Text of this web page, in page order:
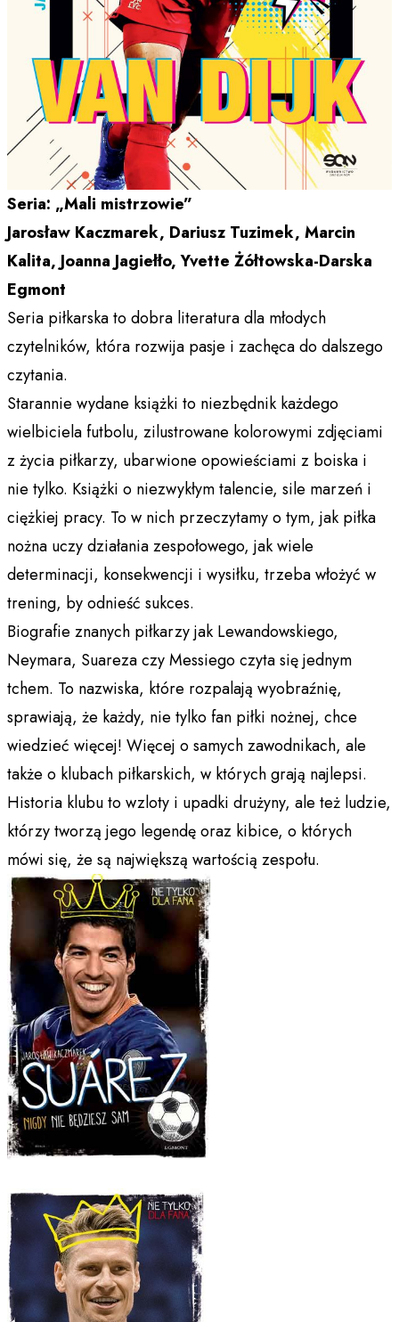
Seria: „Mali mistrzowie”
Jarosław Kaczmarek, Dariusz Tuzimek, Marcin
Kalita, Joanna Jagiełło, Yvette Żółtowska-Darska
Egmont
Seria piłkarska to dobra literatura dla młodych
czytelników, która rozwija pasje i zachęca do dalszego
czytania.
Starannie wydane książki to niezbędnik każdego
wielbiciela futbolu, zilustrowane kolorowymi zdjęciami
z życia piłkarzy, ubarwione opowieściami z boiska i
nie tylko. Książki o niezwykłym talencie, sile marzeń i
ciężkiej pracy. To w nich przeczytamy o tym, jak piłka
nożna uczy działania zespołowego, jak wiele
determinacji, konsekwencji i wysiłku, trzeba włożyć w
trening, by odnieść sukces.
Biografie znanych piłkarzy jak Lewandowskiego,
Neymara, Suareza czy Messiego czyta się jednym
tchem. To nazwiska, które rozpalają wyobraźnię,
sprawiają, że każdy, nie tylko fan piłki nożnej, chce
wiedzieć więcej! Więcej o samych zawodnikach, ale
także o klubach piłkarskich, w których grają najlepsi.
Historia klubu to wzloty i upadki drużyny, ale też ludzie,
którzy tworzą jego legendę oraz kibice, o których
mówi się, że są największą wartością zespołu.